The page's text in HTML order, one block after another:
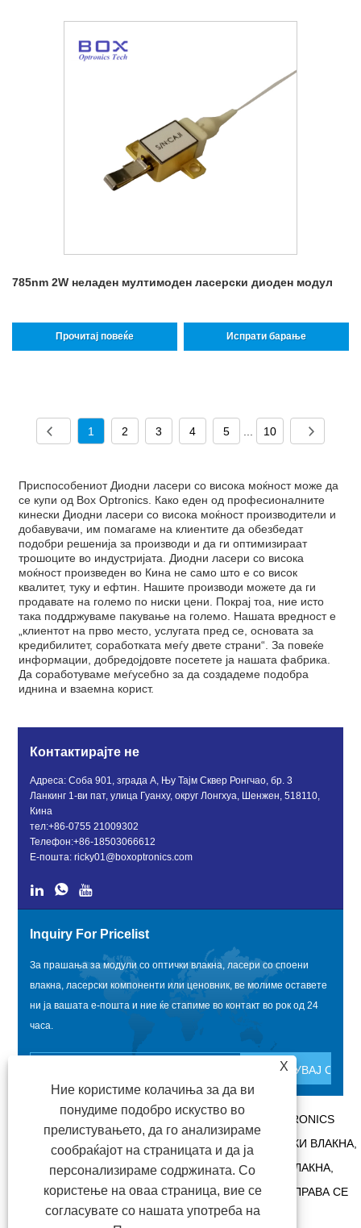
785nm 2W неладен мултимоден ласерски диоден модул
Прочитај повеќе Испрати барање
1 2 3 4 5 10
Приспособениот Диодни ласери со висока моќност може да
се купи од Box Optronics. Како еден од професионалните
кинески Диодни ласери со висока моќност производители и
добавувачи, им помагаме на клиентите да обезбедат
подобри решенија за производи и да ги оптимизираат
трошоците во индустријата. Диодни ласери со висока
моќност произведен во Кина не само што е со висок
квалитет, туку и ефтин. Нашите производи можете да ги
продавате на големо по ниски цени. Покрај тоа, ние исто
така поддржуваме пакување на големо. Нашата вредност е
„клиентот на прво место, услугата пред се, основата за
кредибилитет, соработката меѓу двете страни“. За повеќе
информации, добредојдовте посетете ја нашата фабрика.
Да соработуваме меѓусебно за да создадеме подобра
иднина и взаемна корист.
Контактирајте не
Адреса: Соба 901, зграда А, Њу Тајм Сквер Ронгчао, бр. 3
Ланкинг 1-ви пат, улица Гуанху, округ Лонгхуа, Шенжен, 518110,
Кина
тел:+86-0755 21009302
Телефон:+86-18503066612
Е-пошта:ricky01@boxoptronics.com
Inquiry For Pricelist
За прашања за модули со оптички влакна, ласери со споени
влакна, ласерски компоненти или ценовник, ве молиме оставете
ни ја вашата е-пошта и ние ќе стапиме во контакт во рок од 24
часа.
АВТОРСКИ ПРАВА @ 2020 SHENZHEN BOX OPTRONICS
TECHNOLOGY CO., LTD. - КИНА МОДУЛИ ЗА ОПТИЧКИ ВЛАКНА,
ПРОИЗВОДИТЕЛИ НА ЛАСЕРИ ПОВРЗАНИ СО ВЛАКНА,
ДОБАВУВАЧИ НА ЛАСЕРСКИ КОМПОНЕНТИ СИТЕ ПРАВА СЕ
ЗАДРЖАНИ.
X
Ние користиме колачиња за да ви
понудиме подобро искуство во
прелистувањето, да го анализираме
сообраќајот на страницата и да ја
персонализираме содржината. Со
користење на оваа страница, вие се
согласувате со нашата употреба на